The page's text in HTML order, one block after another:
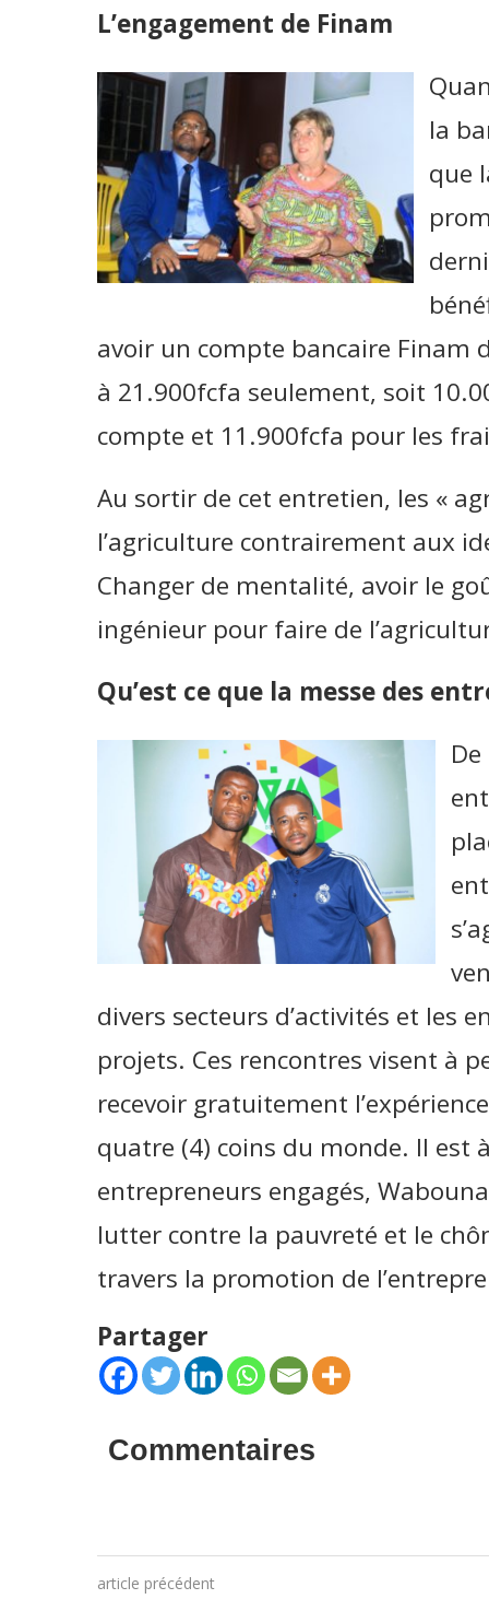
L’engagement de Finam
la
que
avoir un compte bancaire Finam
à 21.900fcfa seulement, soit
compte et 11.900fcfa pour les
Au sortir de cet entretien, les «
l’agriculture contrairement aux
Changer de mentalité, avoir le
ingénieur pour faire de
Qu’est ce que la messe des
divers secteurs d’activités et les
projets. Ces rencontres visent à
recevoir gratuitement
quatre (4) coins du monde. Il est
entrepreneurs engagés,
lutter contre la pauvreté et le
travers la promotion de
Partager
Commentaires
article précédent